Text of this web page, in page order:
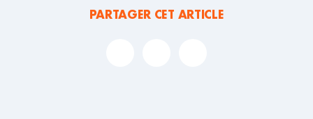
PARTAGER CET ARTICLE